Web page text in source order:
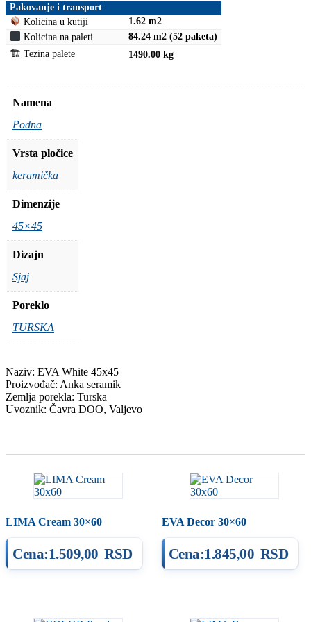
Pakovanje i transport
Kolicina u kutiji
1.62 m2
Kolicina na paleti
84.24 m2 (52 paketa)
🏗 Tezina palete
1490.00 kg
Namena
Podna
Vrsta pločice
keramička
Dimenzije
45×45
Dizajn
Sjaj
Poreklo
TURSKA
Naziv: EVA White 45x45
Proizvođač: Anka seramik
Zemlja porekla: Turska
Uvoznik: Čavra DOO, Valjevo
LIMA Cream 30×60
Cena:1.509,00 RSD
EVA Decor 30×60
Cena:1.845,00 RSD